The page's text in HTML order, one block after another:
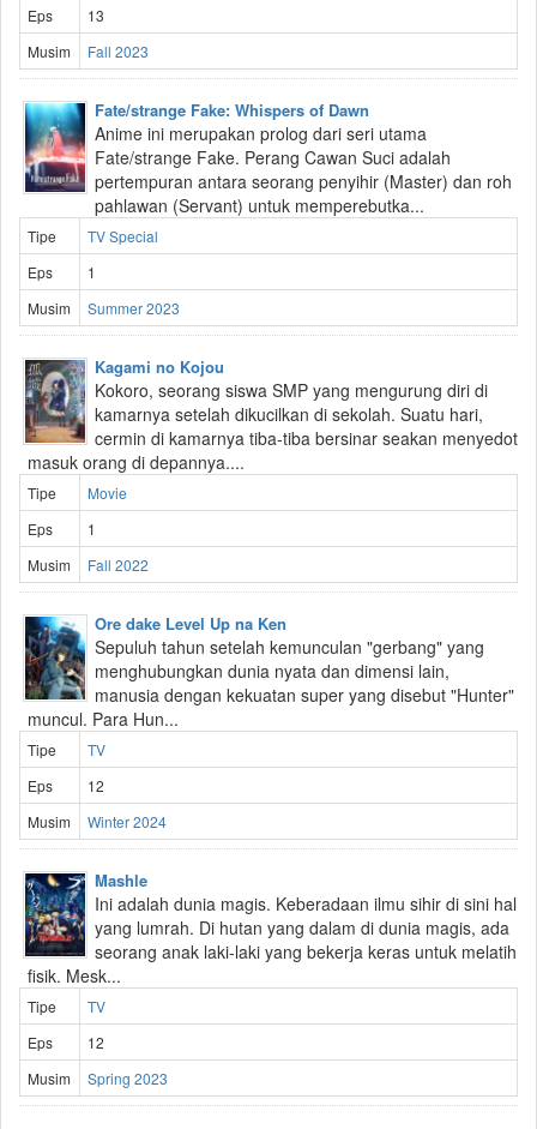
Eps
13
Musim
Fall 2023
Fate/strange Fake: Whispers of Dawn
Anime ini merupakan prolog dari seri utama
Fate/strange Fake. Perang Cawan Suci adalah
pertempuran antara seorang penyihir (Master) dan roh
pahlawan (Servant) untuk memperebutka...
Tipe
TV Special
Eps
1
Musim
Summer 2023
Kagami no Kojou
Kokoro, seorang siswa SMP yang mengurung diri di
kamarnya setelah dikucilkan di sekolah. Suatu hari,
cermin di kamarnya tiba-tiba bersinar seakan menyedot
masuk orang di depannya....
Tipe
Movie
Eps
1
Musim
Fall 2022
Ore dake Level Up na Ken
Sepuluh tahun setelah kemunculan "gerbang" yang
menghubungkan dunia nyata dan dimensi lain,
manusia dengan kekuatan super yang disebut "Hunter"
muncul. Para Hun...
Tipe
TV
Eps
12
Musim
Winter 2024
Mashle
Ini adalah dunia magis. Keberadaan ilmu sihir di sini hal
yang lumrah. Di hutan yang dalam di dunia magis, ada
seorang anak laki-laki yang bekerja keras untuk melatih
fisik. Mesk...
Tipe
TV
Eps
12
Musim
Spring 2023